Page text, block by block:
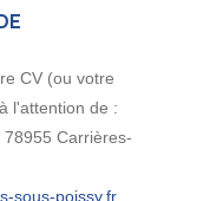
CV (ou votre
l'attention de :
Carrières-